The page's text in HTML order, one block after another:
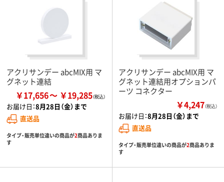
アクリサンデー abcMIX用 マ
グネット連結
￥17,656 ￥19,285
お届け日：8月28日（金）まで
直送品
タイプ・販売単位違いの商品が2商品ありま
す
アクリサンデー abcMIX用 マ
グネット連結用オプションパ
ーツ コネクター
￥4,247（税込）
お届け日：8月28日（金）まで
直送品
タイプ・販売単位違いの商品が2商品ありま
す